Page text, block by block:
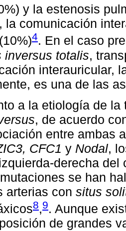
y la estenosis
la comunicación
4. En el caso
inversus totalis,
interauricular,
es una de las
a la etiología de
, de acuerdo
entre ambas
CFC1 y Nodal,
derecha del
se han
arterias con situs
8,9. Aunque
de grandes